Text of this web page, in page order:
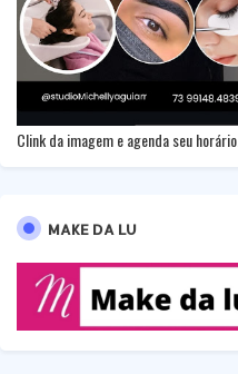
Clink da imagem e agenda seu horário.
MAKE DA LU